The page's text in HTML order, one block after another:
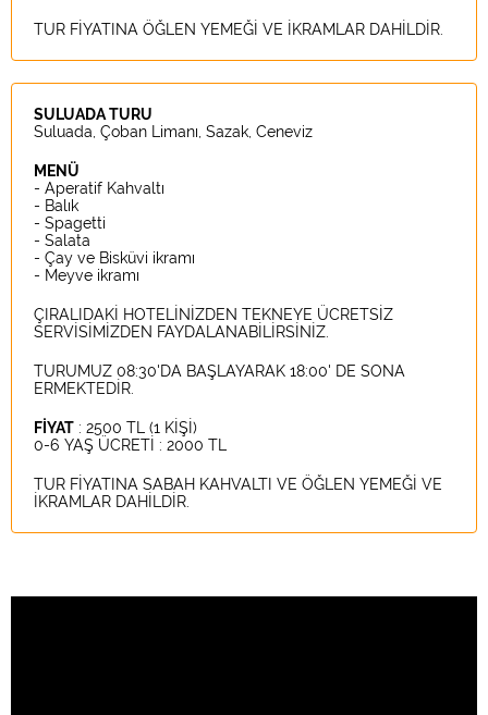
TUR FİYATINA ÖĞLEN YEMEĞİ VE İKRAMLAR DAHİLDİR.
SULUADA TURU
Suluada, Çoban Limanı, Sazak, Ceneviz
MENÜ
- Aperatif Kahvaltı
- Balık
- Spagetti
- Salata
- Çay ve Bisküvi ikramı
- Meyve ikramı
ÇIRALIDAKİ HOTELİNİZDEN TEKNEYE ÜCRETSİZ
SERVİSİMİZDEN FAYDALANABİLİRSİNİZ.
TURUMUZ 08:30'DA BAŞLAYARAK 18:00' DE SONA
ERMEKTEDİR.
FİYAT : 2500 TL (1 KİŞİ)
0-6 YAŞ ÜCRETİ : 2000 TL
TUR FİYATINA SABAH KAHVALTI VE ÖĞLEN YEMEĞİ VE
İKRAMLAR DAHİLDİR.